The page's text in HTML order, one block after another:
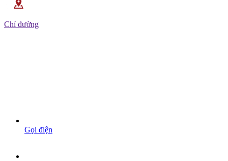
Chỉ đường
Gọi điện